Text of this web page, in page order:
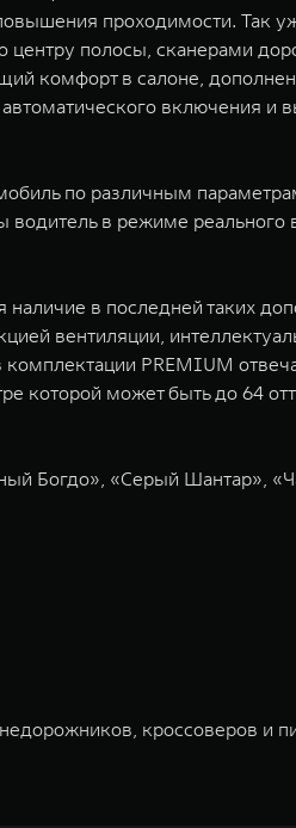
проходимости.
полосы, сканерами
комфорт в салоне,
включения и
по различным
в режиме
в последней таких
вентиляции,
PREMIUM
которой может быть до 64
Богдо», «Серый Шантар»,
кроссоверов и
и Шанхайской фондовых